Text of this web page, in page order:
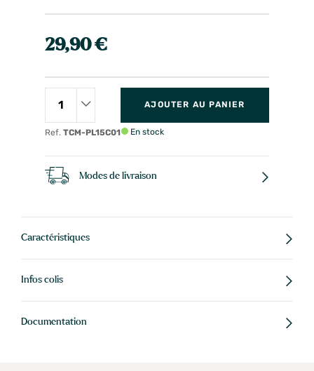
29,90 €
Ref. TCM-PL15C01
AJOUTER AU PANIER
En stock
Modes de livraison
Caractéristiques
Infos colis
Documentation